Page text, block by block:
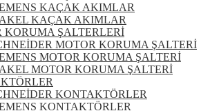
KAÇAK AKIMLAR
KAÇAK AKIMLAR
KORUMA ŞALTERLERİ
MOTOR KORUMA ŞALTERİ
MOTOR KORUMA ŞALTERİ
MOTOR KORUMA ŞALTERİ
KONTAKTÖRLER
KONTAKTÖRLER